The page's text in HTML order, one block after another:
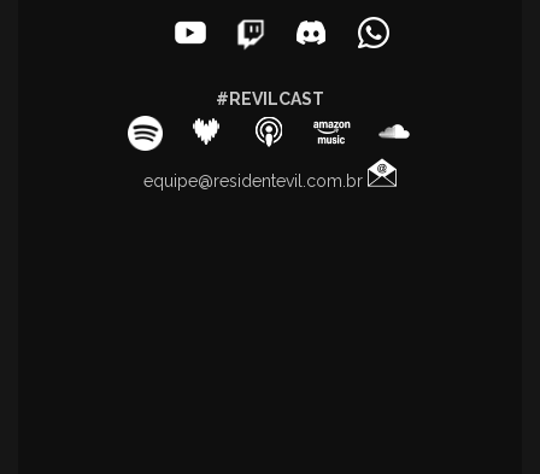
#REVILCAST
equipe@residentevil.com.br